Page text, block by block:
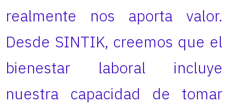
realmente nos aporta valor.
Desde SINTIK, creemos que el
bienestar laboral incluye
nuestra capacidad de tomar